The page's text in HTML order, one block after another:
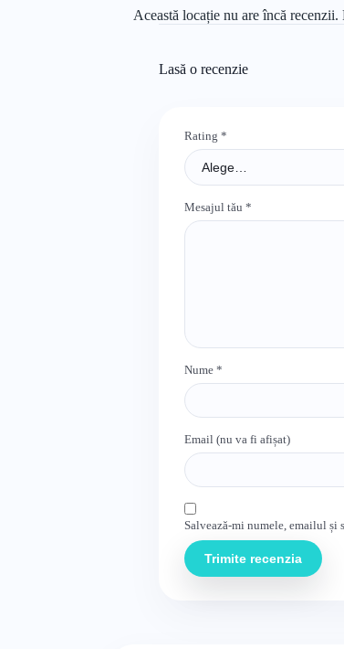
Această locație nu are încă
Lasă o recenzie
Rating *
Mesajul tău *
Nume *
Email (nu va fi afișat)
Salvează-mi numele, emailul și
Trimite recenzia